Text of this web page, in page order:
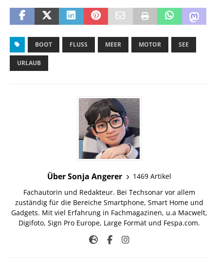
BOOT FLUSS MEER MOTOR SEE
URLAUB
Über Sonja Angerer
1469 Artikel
Fachautorin und Redakteur. Bei Techsonar vor allem
zuständig für die Bereiche Smartphone, Smart Home und
Gadgets. Mit viel Erfahrung in Fachmagazinen, u.a Macwelt,
Digifoto, Sign Pro Europe, Large Format und Fespa.com.